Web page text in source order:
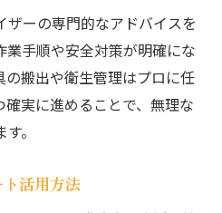
ザーの専門的なアドバイスを
手順や安全対策が明確にな
の搬出や衛生管理はプロに任
実に進めることで、無理な
。
活用方法